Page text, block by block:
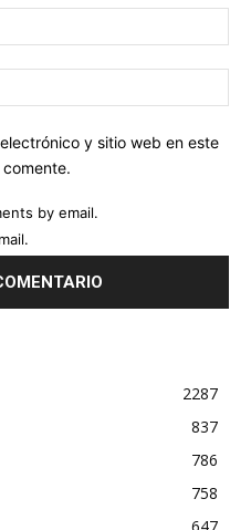
y sitio web en este
by email.
2287
837
786
758